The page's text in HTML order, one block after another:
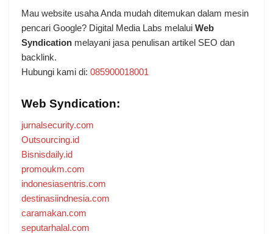
Mau website usaha Anda mudah ditemukan dalam mesin
pencari Google? Digital Media Labs melalui Web
Syndication melayani jasa penulisan artikel SEO dan
backlink.
Hubungi kami di: 085900018001
Web Syndication:
jurnalsecurity.com
Outsourcing.id
Bisnisdaily.id
promoukm.com
indonesiasentris.com
destinasiindnesia.com
caramakan.com
seputarhalal.com